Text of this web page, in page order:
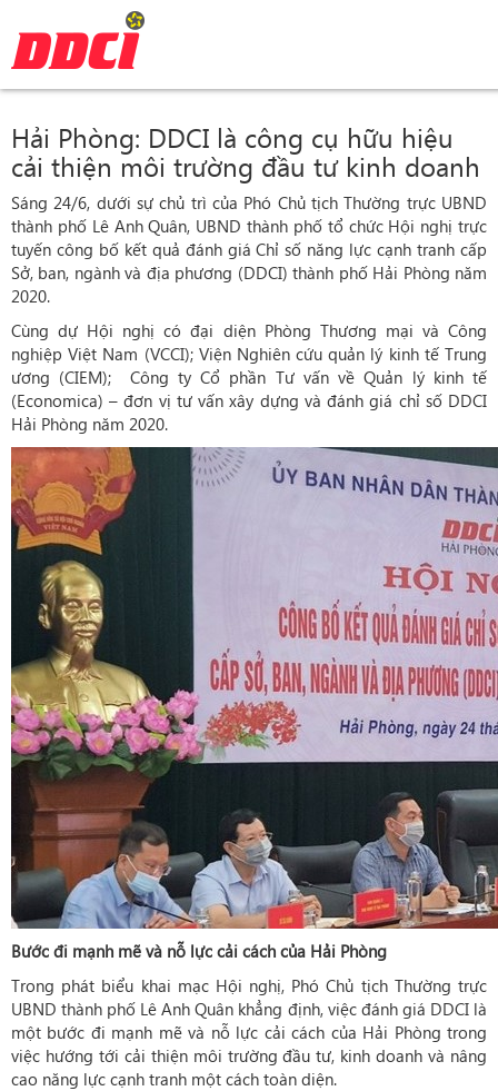
Hải Phòng: DDCI là công cụ hữu hiệu
cải thiện môi trường đầu tư kinh doanh
Sáng 24/6, dưới sự chủ trì của Phó Chủ tịch Thường trực UBND
thành phố Lê Anh Quân, UBND thành phố tổ chức Hội nghị trực
tuyến công bố kết quả đánh giá Chỉ số năng lực cạnh tranh cấp
Sở, ban, ngành và địa phương (DDCI) thành phố Hải Phòng năm
2020.
Cùng dự Hội nghị có đại diện Phòng Thương mại và Công
nghiệp Việt Nam (VCCI); Viện Nghiên cứu quản lý kinh tế Trung
ương (CIEM); Công ty Cổ phần Tư vấn về Quản lý kinh tế
(Economica) – đơn vị tư vấn xây dựng và đánh giá chỉ số DDCI
Hải Phòng năm 2020.
Bước đi mạnh mẽ và nỗ lực cải cách của Hải Phòng
Trong phát biểu khai mạc Hội nghị, Phó Chủ tịch Thường trực
UBND thành phố Lê Anh Quân khẳng định, việc đánh giá DDCI là
một bước đi mạnh mẽ và nỗ lực cải cách của Hải Phòng trong
việc hướng tới cải thiện môi trường đầu tư, kinh doanh và nâng
cao năng lực cạnh tranh một cách toàn diện.